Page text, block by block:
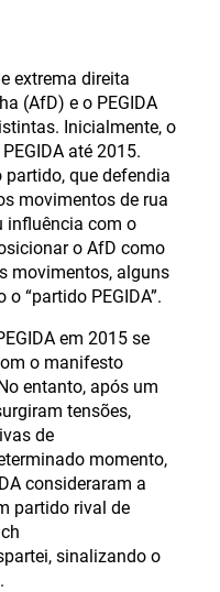
extrema direita
(AfD) e o PEGIDA
Inicialmente, o
até 2015.
que defendia
movimentos de rua
influência com o
o AfD como
movimentos, alguns
“partido PEGIDA”.
em 2015 se
o manifesto
entanto, após um
tensões,
de
momento,
consideraram a
partido rival de
sinalizando o